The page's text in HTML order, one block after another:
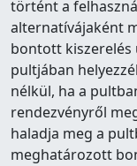
történt a
alternatívájaként
bontott kiszerelés
pultjában
nélkül, ha a
rendezvényről
haladja meg a
meghatározott